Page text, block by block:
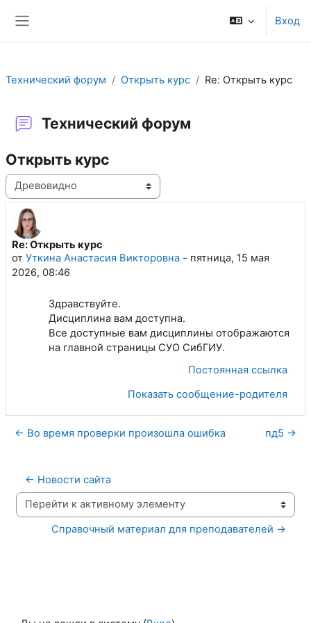
Вход
Технический форум Открыть курс Re: Открыть курс
Технический форум
Открыть курс
Режим отображения
Re: Открыть курс
от Уткина Анастасия Викторовна - пятница, 15 мая
2026, 08:46
Количество ответов: 0
Здравствуйте.
Дисциплина вам доступна.
Все доступные вам дисциплины отображаются
на главной страницы СУО СибГИУ.
Постоянная ссылка
Показать сообщение-родителя
← Во время проверки произошла ошибка пд5 →
← Новости сайта
Перейти к активному элементу
Справочный материал для преподавателей →